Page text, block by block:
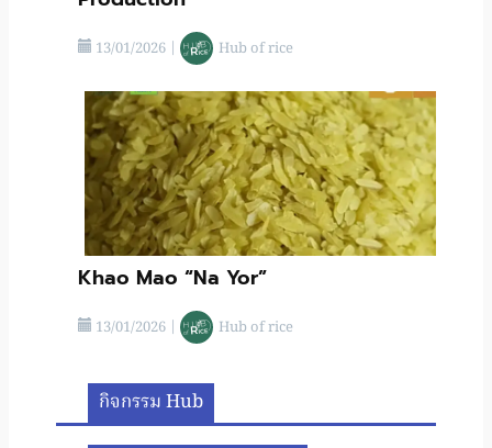
13/01/2026 | Hub of rice
Khao Mao “Na Yor”
13/01/2026 | Hub of rice
กิจกรรม Hub